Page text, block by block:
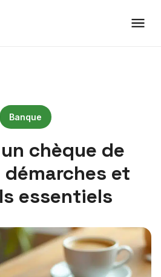
Banque
chèque de
démarches et
essentiels